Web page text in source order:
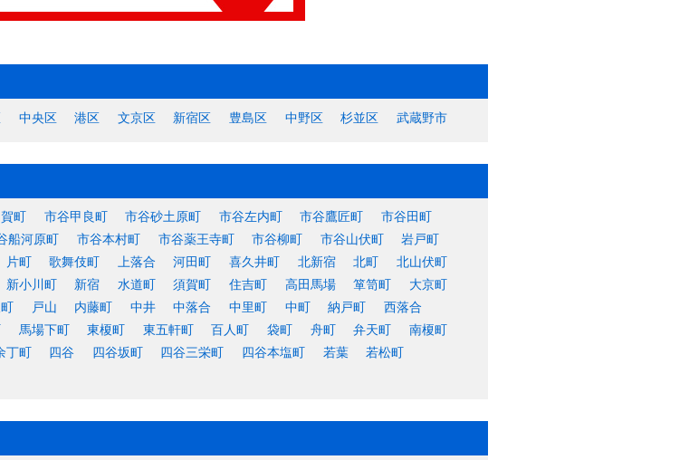
中央区 港区 文京区 新宿区 豊島区 中野区 杉並区 武蔵野市
町 市谷甲良町 市谷砂土原町 市谷左内町 市谷鷹匠町
市谷田町
船河原町 市谷本村町 市谷薬王寺町 市谷柳町 市谷山伏町
岩戸町
片町 歌舞伎町 上落合 河田町 喜久井町 北新宿 北町
北山伏町
新小川町 新宿 水道町 須賀町 住吉町 高田馬場 箪笥町
大京町
戸山 内藤町 中井 中落合 中里町 中町 納戸町
西落合
馬場下町 東榎町 東五軒町 百人町 袋町 舟町 弁天町
南榎町
丁町 四谷 四谷坂町 四谷三栄町 四谷本塩町 若葉
若松町